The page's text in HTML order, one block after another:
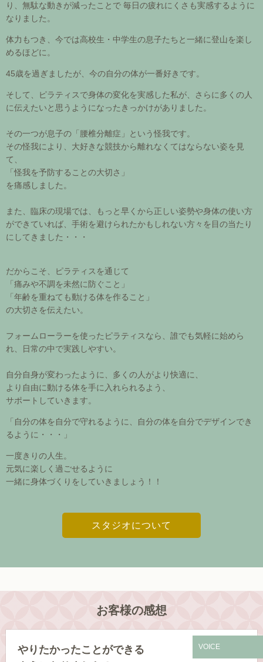
り、無駄な動きが減ったことで 毎日の疲れにくさも実感するように
なりました。
体力もつき、今では高校生・中学生の息子たちと一緒に登山を楽し
めるほどに。
45歳を過ぎましたが、今の自分の体が一番好きです。
そして、ピラティスで身体の変化を実感した私が、さらに多くの人
に伝えたいと思うようになったきっかけがありました。
その一つが息子の「腰椎分離症」という怪我です。
その怪我により、大好きな競技から離れなくてはならない姿を見
て、
「怪我を予防することの大切さ」
を痛感しました。
また、臨床の現場では、もっと早くから正しい姿勢や身体の使い方
ができていれば、手術を避けられたかもしれない方々を目の当たり
にしてきました・・・
だからこそ、ピラティスを通じて
「痛みや不調を未然に防ぐこと」
「年齢を重ねても動ける体を作ること」
の大切さを伝えたい。
フォームローラーを使ったピラティスなら、誰でも気軽に始めら
れ、日常の中で実践しやすい。
自分自身が変わったように、多くの人がより快適に、
より自由に動ける体を手に入れられるよう、
サポートしていきます。
「自分の体を自分で守れるように、自分の体を自分でデザインでき
るように・・・」
一度きりの人生。
元気に楽しく過ごせるように
一緒に身体づくりをしていきましょう！！
スタジオについて
お客様の感想
やりたかったことができる
VOICE